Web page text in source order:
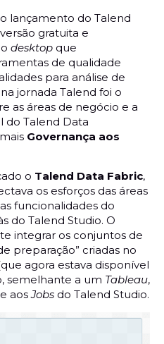
lançamento do Talend
gratuita e
desktop que
de qualidade
para análise de
jornada Talend foi o
as áreas de negócio e a
do Talend Data
Governança aos
o Talend Data Fabric,
os esforços das áreas
funcionalidades do
do Talend Studio. O
integrar os conjuntos de
preparação” criadas no
agora estava disponível
semelhante a um Tableau,
aosJobs do Talend Studio.